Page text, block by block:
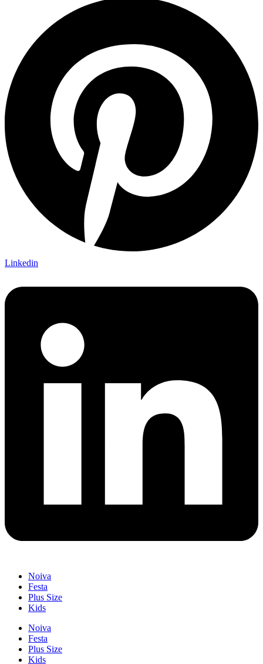
Linkedin
Noiva
Festa
Plus Size
Kids
Noiva
Festa
Plus Size
Kids